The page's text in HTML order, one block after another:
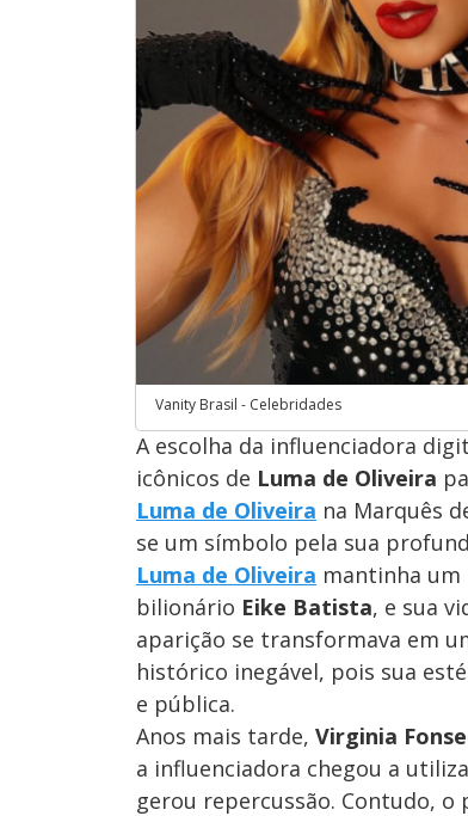
Vanity Brasil - Celebridades
A escolha da influenciadora
icônicos de Luma de Oliveira
Luma de Oliveira na Marquês
se um símbolo pela sua
Luma de Oliveira mantinha
bilionário Eike Batista, e sua
aparição se transformava em
histórico inegável, pois sua
e pública.
Anos mais tarde, Virginia
a influenciadora chegou a
gerou repercussão. Contudo,